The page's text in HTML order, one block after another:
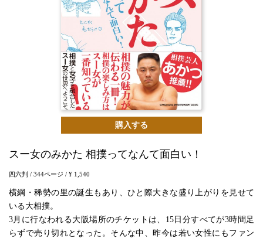
購入する
スー女のみかた 相撲ってなんて面白い！
四六判 / 344ページ / ¥ 1,540
横綱・稀勢の里の誕生もあり、ひと際大きな盛り上がりを見せて
いる大相撲。
3月に行なわれる大阪場所のチケットは、15日分すべてが3時間足
らずで売り切れとなった。そんな中、昨今は若い女性にもファン